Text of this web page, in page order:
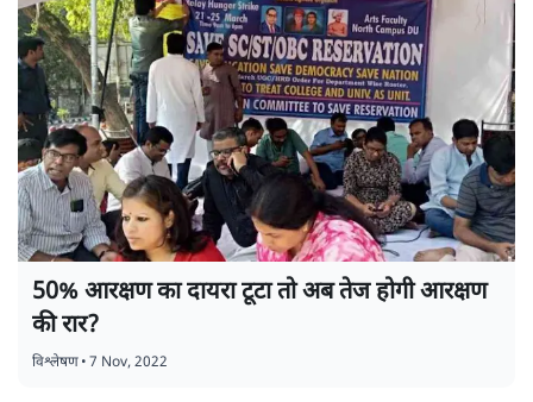
50% आरक्षण का दायरा टूटा तो अब तेज होगी आरक्षण
की रार?
विश्लेषण•7 Nov, 2022